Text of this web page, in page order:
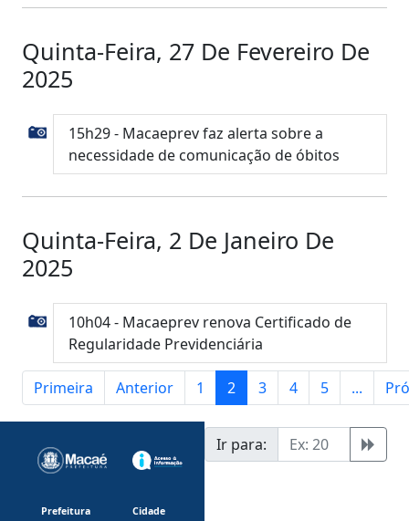
Quinta-Feira, 27 De Fevereiro De
2025
15h29 - Macaeprev faz alerta sobre a
necessidade de comunicação de óbitos
Quinta-Feira, 2 De Janeiro De
2025
10h04 - Macaeprev renova Certificado de
Regularidade Previdenciária
Primeira Anterior 1 2 3 4 5 ...
Ir para:
Prefeitura Cidade